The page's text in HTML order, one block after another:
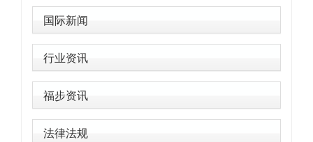
国际新闻
行业资讯
福步资讯
法律法规